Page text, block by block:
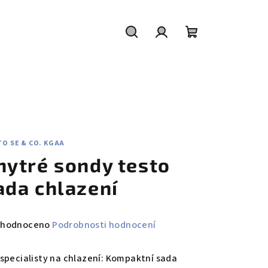
SE & CO. KGAA
sondy testo
chlazení
Podrobnosti hodnocení
na chlazení: Kompaktní sada